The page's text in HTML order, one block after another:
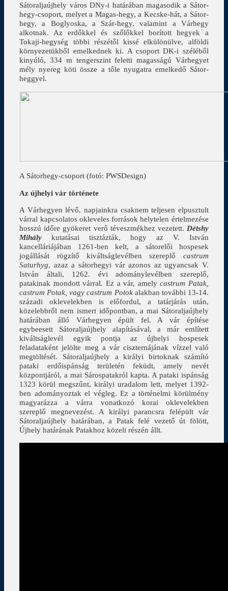
Sátoraljaújhely város DNy-i határában magasodik a Sátor-
hegy-csoport, melyet a Magas-hegy, a Kecske-hát, a Sátor-
hegy, a Boglyoska, a Szár-hegy, valamint a Várhegy
alkotnak. Az erdőkkel és szőlőkkel borított hegyek a
Tokaji-hegység többi részétől kissé elkülönülve, alföldi
környezetükből emelkednek ki. A csoport DK-i széléből
kinyúló, 334 m tengerszint feletti magasságú Várhegyet
mély nyereg köti össze a tőle nyugatra emelkedő Sátor-
heggyel.
A Sátorhegy-csoport (fotó: PWSDesign)
Az újhelyi vár története
A Várhegyen lévő, napjainkra csaknem teljesen elpusztult
várral kapcsolatos okleveles források helytelen értelmezése
hosszú időre gyökeret verő téveszmékhez vezetett. Détshy
Mihály kutatásai tisztázták, hogy az V. István
kancelláriájában 1261-ben kelt, a sátorelői hospesek
jogállását rögzítő kiváltságlevélben szereplő castrum
Saturhyg, azaz a sátorhegyi vár azonos az ugyancsak V.
István általi, 1262. évi adománylevélben szereplő,
patakinak mondott várral. Ez a vár, amelycastrum Patak,
castrum Potak, vagy castrum Potokalakban további 13-14.
századi oklevelekben is előfordul, a tatárjárás után,
közelebbről nem ismert időpontban, a mai Sátoraljaújhely
határában álló Várhegyen épült fel. A vár építése
egybeesett Sátoraljaújhely alapításával, a már említett
kiváltságlevél egyik pontja az újhelyi hospesek
feladataként jelölte meg a vár ciszternájának vízzel való
megtöltését. Sátoraljaújhely a királyi birtoknak számító
pataki erdőispánság területén feküdt, amely nevét
központjáról, a mai Sárospatakról kapta. A pataki ispánság
1323 körül megszűnt, királyi uradalom lett, melyet 1392-
ben adományoztak el végleg. Ez a történelmi körülmény
magyarázza a várra vonatkozó korai oklevelekben
szereplő megnevezést. A királyi parancsra felépült vár
Sátoraljaújhely határában, a Patak felé vezető út fölött,
Újhely határának Patakhoz közeli részén állt.